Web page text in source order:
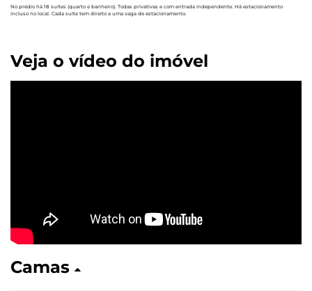
No prédio há 18 suítes (quarto e banheiro). Todas privativas e com entrada independente. Há estacionamento
incluso no local. Cada suíte tem direito a uma vaga de estacionamento.
Veja o vídeo do imóvel
Camas